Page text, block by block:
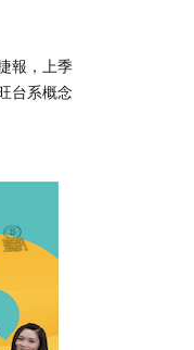
報，上季
台系概念